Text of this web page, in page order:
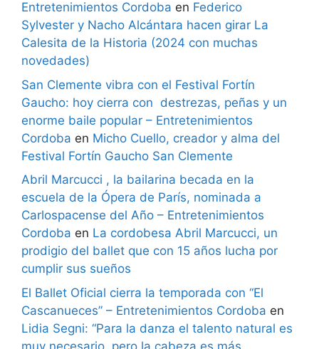
Entretenimientos Cordoba en Federico
Sylvester y Nacho Alcántara hacen girar La
Calesita de la Historia (2024 con muchas
novedades)
San Clemente vibra con el Festival Fortín
Gaucho: hoy cierra con destrezas, peñas y un
enorme baile popular – Entretenimientos
Cordoba en Micho Cuello, creador y alma del
Festival Fortín Gaucho San Clemente
Abril Marcucci , la bailarina becada en la
escuela de la Ópera de París, nominada a
Carlospacense del Año – Entretenimientos
Cordoba en La cordobesa Abril Marcucci, un
prodigio del ballet que con 15 años lucha por
cumplir sus sueños
El Ballet Oficial cierra la temporada con “El
Cascanueces” – Entretenimientos Cordoba en
Lidia Segni: “Para la danza el talento natural es
muy necesario, pero la cabeza es más